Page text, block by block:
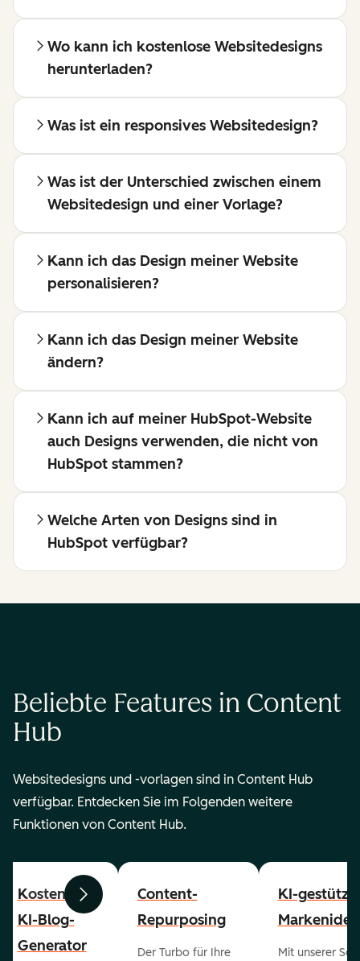
Wo kann ich kostenlose Websitedesigns
herunterladen?
Was ist ein responsives Websitedesign?
Was ist der Unterschied zwischen einem
Websitedesign und einer Vorlage?
Kann ich das Design meiner Website
personalisieren?
Kann ich das Design meiner Website
ändern?
Kann ich auf meiner HubSpot-Website
auch Designs verwenden, die nicht von
HubSpot stammen?
Welche Arten von Designs sind in
HubSpot verfügbar?
Beliebte Features in Content
Hub
Websitedesigns und -vorlagen sind in Content Hub
verfügbar. Entdecken Sie im Folgenden weitere
Funktionen von Content Hub.
ZurückWeiter
Kostenloser
KI-Blog-
Generator
Content-
Repurposing
Der Turbo für Ihre
KI-
Mit unserer